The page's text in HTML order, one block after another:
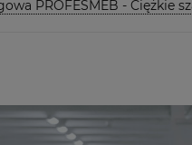
PROFESMEB - Ciężkie